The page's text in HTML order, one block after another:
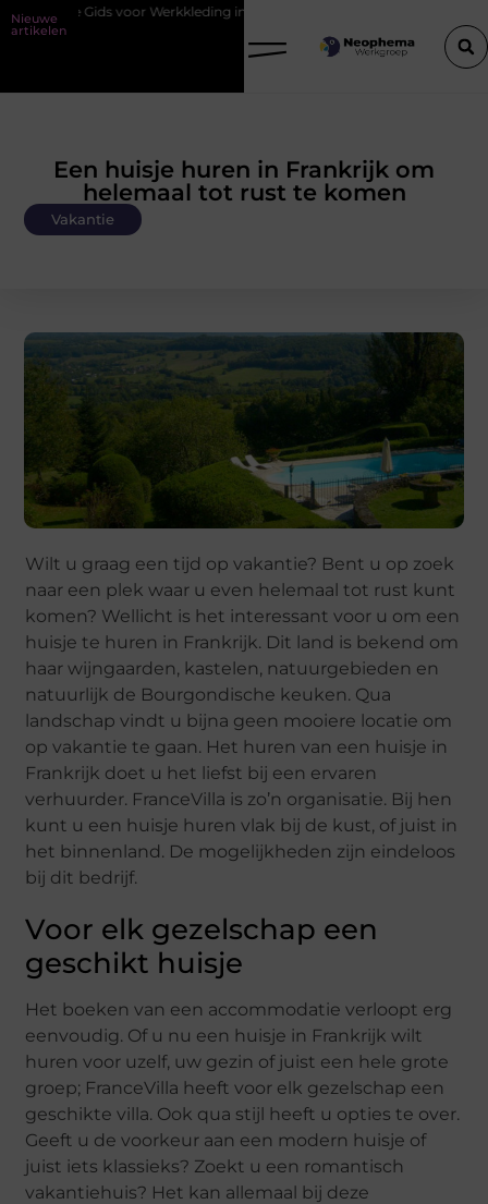
Nieuwe
artikelen
voor Werkkleding in Purmerend
Een huisje huren in Frankrijk om
helemaal tot rust te komen
Vakantie
Wilt u graag een tijd op vakantie? Bent u op zoek
naar een plek waar u even helemaal tot rust kunt
komen? Wellicht is het interessant voor u om een
huisje te huren in Frankrijk. Dit land is bekend om
haar wijngaarden, kastelen, natuurgebieden en
natuurlijk de Bourgondische keuken. Qua
landschap vindt u bijna geen mooiere locatie om
op vakantie te gaan. Het huren van een huisje in
Frankrijk doet u het liefst bij een ervaren
verhuurder. FranceVilla is zo’n organisatie. Bij hen
kunt u een huisje huren vlak bij de kust, of juist in
het binnenland. De mogelijkheden zijn eindeloos
bij dit bedrijf.
Voor elk gezelschap een
geschikt huisje
Het boeken van een accommodatie verloopt erg
eenvoudig. Of u nu een huisje in Frankrijk wilt
huren voor uzelf, uw gezin of juist een hele grote
groep; FranceVilla heeft voor elk gezelschap een
geschikte villa. Ook qua stijl heeft u opties te over.
Geeft u de voorkeur aan een modern huisje of
juist iets klassieks? Zoekt u een romantisch
vakantiehuis? Het kan allemaal bij deze